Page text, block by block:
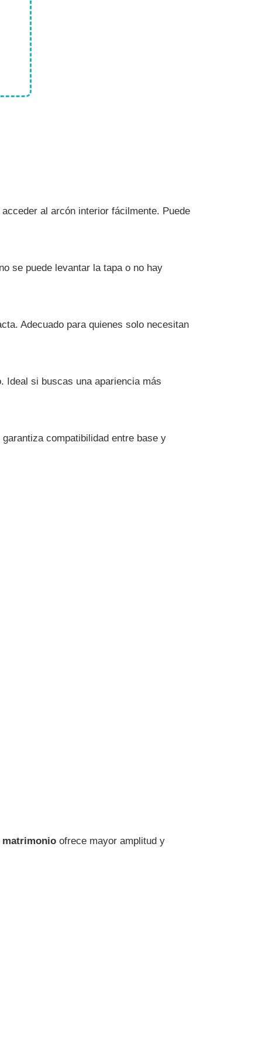
al arcón interior fácilmente. Puede
se puede levantar la tapa o no hay
Adecuado para quienes solo necesitan
Ideal si buscas una apariencia más
compatibilidad entre base y
matrimonio ofrece mayor amplitud y